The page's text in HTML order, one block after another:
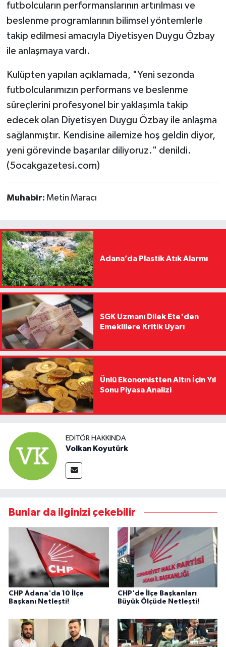
futbolcuların performanslarının artırılması ve
beslenme programlarının bilimsel yöntemlerle
takip edilmesi amacıyla Diyetisyen Duygu Özbay
ile anlaşmaya vardı.
Kulüpten yapılan açıklamada, "Yeni sezonda
futbolcularımızın performans ve beslenme
süreçlerini profesyonel bir yaklaşımla takip
edecek olan Diyetisyen Duygu Özbay ile anlaşma
sağlanmıştır. Kendisine ailemize hoş geldin diyor,
yeni görevinde başarılar diliyoruz." denildi.
(5ocakgazetesi.com)
Muhabir: Metin Maracı
Adana’da Plastik Atık Alarmı
SGK Uzmanı Dilek Ete'den
Emeklilere Kritik Uyarı
Ünlü Ekonomistten Altın İçin Yıl
Sonu Piyasa Analizi
EDITÖR HAKKINDA
Volkan Koyutürk
Bunlar da ilginizi çekebilir
CHP Adana'da 10 İlçe
Başkanı Netleşti!
CHP'de İlçe Başkanları
Büyük Ölçüde Netleşti!